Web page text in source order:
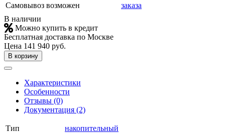
Самовывоз возможен
заказа
В наличии
Можно купить в кредит
Бесплатная доставка по Москве
Цена 141 940 руб.
В корзину
Характеристики
Особенности
Отзывы (0)
Документация (2)
Тип
накопительный